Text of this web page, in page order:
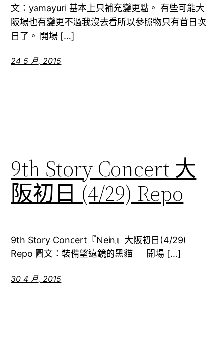
文：yamayuri 基本上只補充變更點。 有些可能大
阪場也有變更不過我沒去看所以參照物只有首日次
日了。 開場 […]
24 5 月, 2015
9th Story Concert 大
阪初日 (4/29) Repo
9th Story Concert『Nein』大阪初日(4/29)
Repo 圖文：裝備望遠鏡的黑貓 開場 […]
30 4 月, 2015